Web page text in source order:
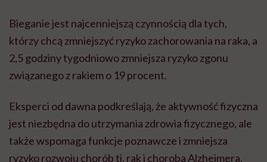
Bieganie jest najcenniejszą czynnością dla tych,
którzy chcą zmniejszyć ryzyko zachorowania na raka, a
2,5 godziny tygodniowo zmniejsza ryzyko zgonu
związanego z rakiem o 19 procent.
Eksperci od dawna podkreślają, że aktywność fizyczna
jest niezbędna do utrzymania zdrowia fizycznego, ale
także wspomaga funkcje poznawcze i zmniejsza
ryzyko rozwoju chorób tj. rak i choroba Alzheimera.